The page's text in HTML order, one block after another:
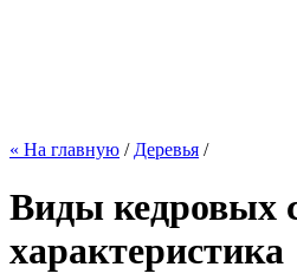
« На главную / Деревья /
Виды кедровых
характеристика